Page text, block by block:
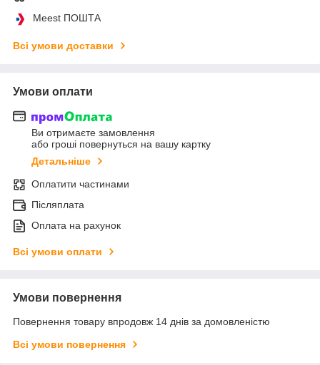
Meest ПОШТА
Всі умови доставки
Умови оплати
Ви отримаєте замовлення
або гроші повернуться на вашу картку
Детальніше
Оплатити частинами
Післяплата
Оплата на рахунок
Всі умови оплати
Умови повернення
Повернення товару впродовж 14 днів за домовленістю
Всі умови повернення